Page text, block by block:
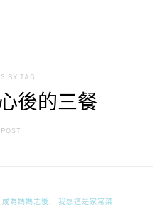
BY TAG
後的三餐
POST
成為媽媽之後 我想這是家常菜